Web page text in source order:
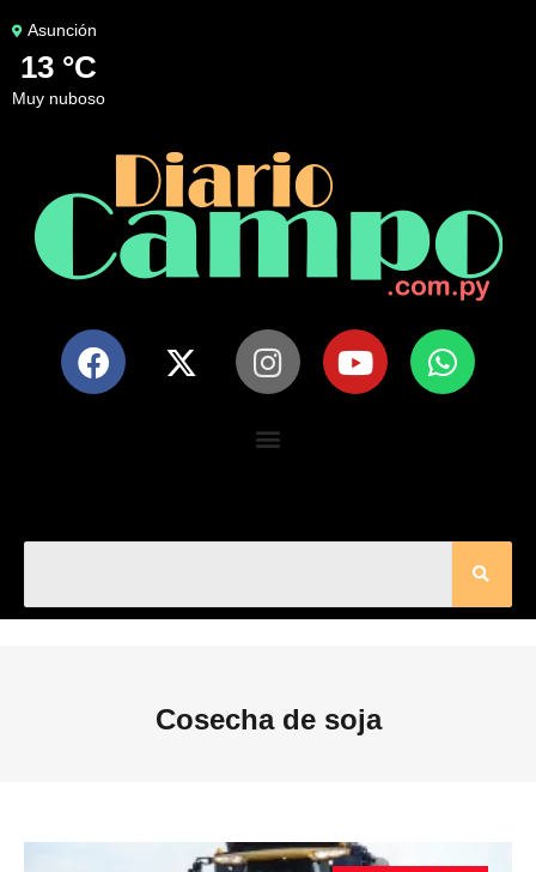
Asunción
13 °C
muy nuboso
Cosecha de soja